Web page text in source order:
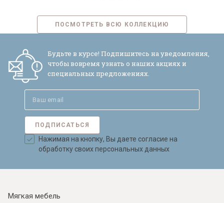
ПОСМОТРЕТЬ ВСЮ КОЛЛЕКЦИЮ
Будьте в курсе! Подпишитесь на уведомления,
чтобы вовремя узнать о наших акциях и
специальных предложениях.
ПОДПИСАТЬСЯ
Нажимая на кнопку, Вы даете согласие на
обработку своих персональных данных
Мягкая мебель